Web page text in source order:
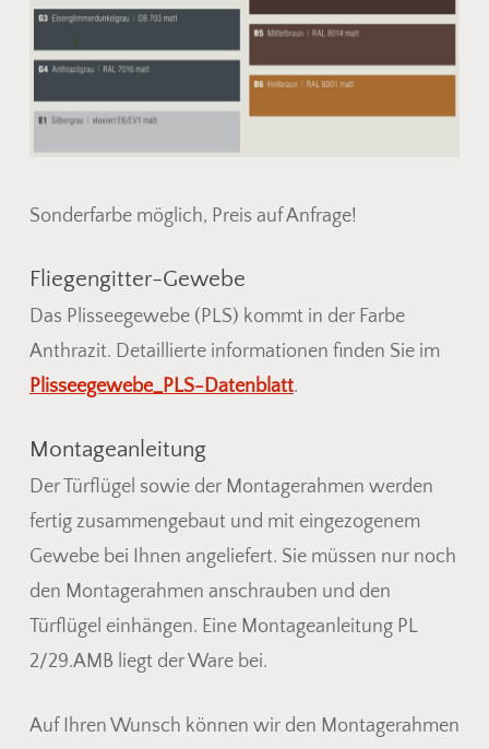
Sonderfarbe möglich, Preis auf Anfrage!
Fliegengitter-Gewebe
Das Plisseegewebe (PLS) kommt in der Farbe
Anthrazit. Detaillierte informationen finden Sie im
Plisseegewebe_PLS-Datenblatt.
Montageanleitung
Der Türflügel sowie der Montagerahmen werden
fertig zusammengebaut und mit eingezogenem
Gewebe bei Ihnen angeliefert. Sie müssen nur noch
den Montagerahmen anschrauben und den
Türflügel einhängen. Eine Montageanleitung PL
2/29.AMB liegt der Ware bei.
Auf Ihren Wunsch können wir den Montagerahmen